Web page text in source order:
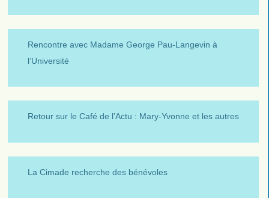
Rencontre avec Madame George Pau-Langevin à
l’Université
Retour sur le Café de l’Actu : Mary-Yvonne et les autres
La Cimade recherche des bénévoles